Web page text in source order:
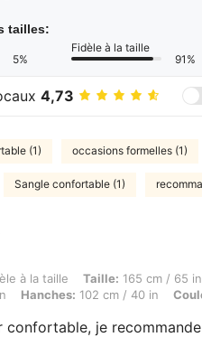
tailles:
5%
Fidèle à la taille
91%
4,73
(1) occasions formelles (1)
Sangle confortable (1)
la taille, Taille: 165 cm / 65 in, Poids:
à la taille Taille: 165 cm / 65 in
Hanches: 102 cm / 40 in
confortable, je